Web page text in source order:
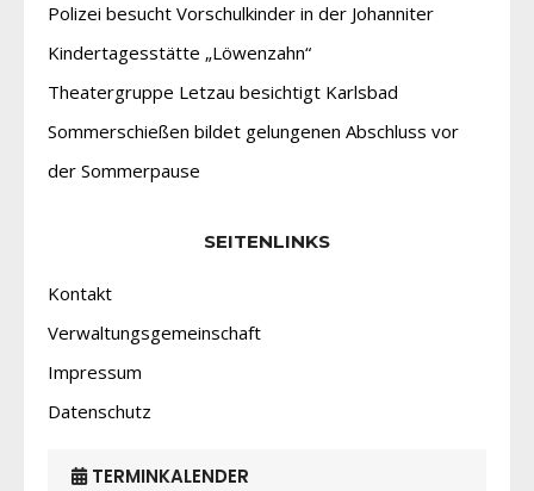
Polizei besucht Vorschulkinder in der Johanniter
Kindertagesstätte „Löwenzahn“
Theatergruppe Letzau besichtigt Karlsbad
Sommerschießen bildet gelungenen Abschluss vor
der Sommerpause
SEITENLINKS
Kontakt
Verwaltungsgemeinschaft
Impressum
Datenschutz
TERMINKALENDER